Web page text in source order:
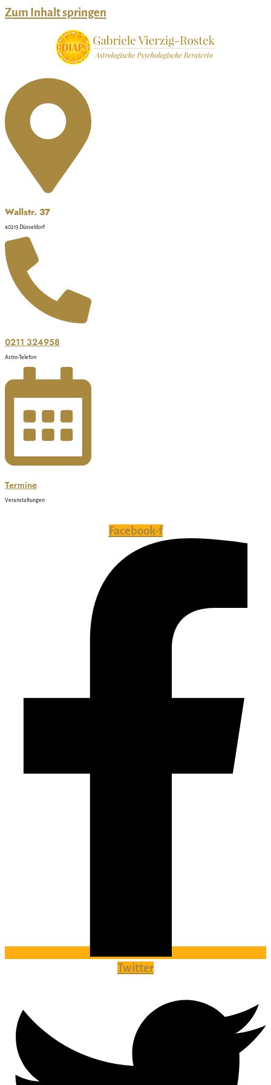
Zum Inhalt springen
Wallstr. 37
40213 Düsseldorf
0211 324958
Astro-Telefon
Termine
Veranstaltungen
Facebook-f
Twitter